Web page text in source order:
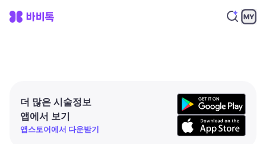
더 많은 시술정보
앱에서 보기
앱스토어에서 다운받기